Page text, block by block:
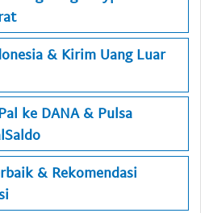
& Kirim Uang Luar
ke DANA & Pulsa
& Rekomendasi